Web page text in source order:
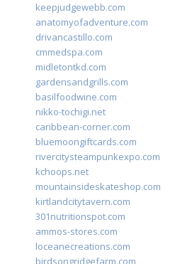
keepjudgewebb.com
anatomyofadventure.com
drivancastillo.com
cmmedspa.com
midletontkd.com
gardensandgrills.com
basilfoodwine.com
nikko-tochigi.net
caribbean-corner.com
bluemoongiftcards.com
rivercitysteampunkexpo.com
kchoops.net
mountainsideskateshop.com
kirtlandcitytavern.com
301nutritionspot.com
ammos-stores.com
loceanecreations.com
birdsongridgefarm.com